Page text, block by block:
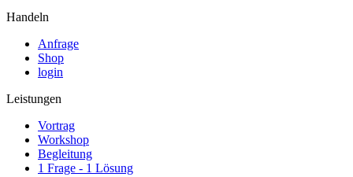
Handeln
Anfrage
Shop
login
Leistungen
Vortrag
Workshop
Begleitung
1 Frage - 1 Lösung